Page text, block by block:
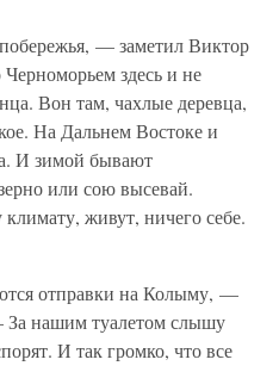
— заметил Виктор
здесь и не
Вон там, чахлые деревца,
На Дальнем Востоке и
И зимой бывают
или сою высевай.
живут, ничего себе.
отправки на Колыму, —
За нашим туалетом слышу
И так громко, что все